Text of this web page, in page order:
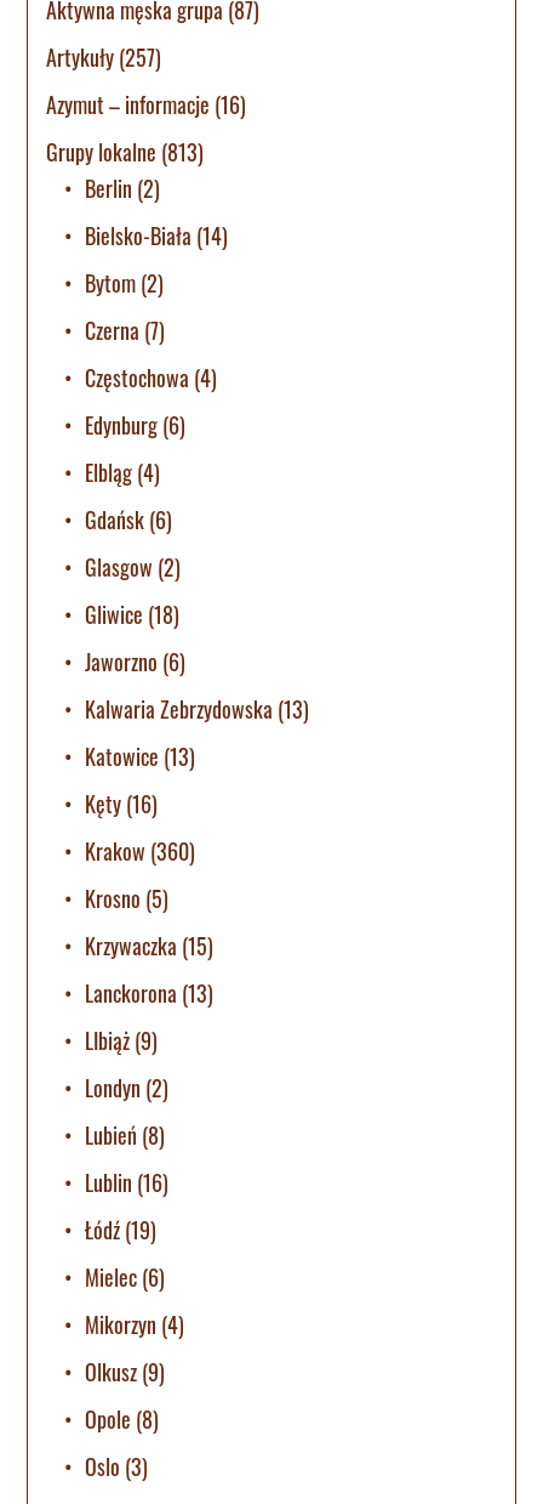
Aktywna męska grupa (87)
Artykuły(257)
Azymut – informacje (16)
Grupy lokalne (813)
Berlin (2)
Bielsko-Biała (14)
Bytom(2)
Czerna (7)
Częstochowa (4)
Edynburg(6)
Elbląg(4)
Gdańsk(6)
Glasgow (2)
Gliwice (18)
Jaworzno (6)
Kalwaria Zebrzydowska (13)
Katowice (13)
Kęty(16)
Krakow (360)
Krosno (5)
Krzywaczka (15)
Lanckorona (13)
LIbiąż(9)
Londyn (2)
Lubień (8)
Lublin (16)
Łódź(19)
Mielec(6)
Mikorzyn (4)
Olkusz(9)
Opole (8)
Oslo (3)